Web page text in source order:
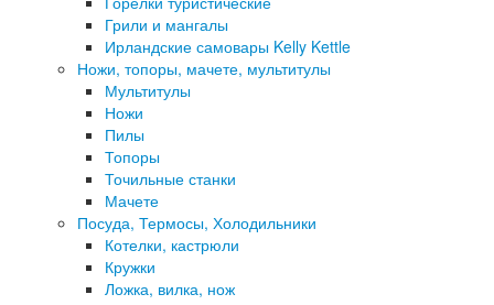
Грили и мангалы
Ирландские самовары Kelly Kettle
Ножи, топоры, мачете, мультитулы
Мультитулы
Ножи
Пилы
Топоры
Точильные станки
Мачете
Посуда, Термосы, Холодильники
Котелки, кастрюли
Кружки
Ложка, вилка, нож